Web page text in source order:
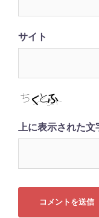
サイト
上に表示された文